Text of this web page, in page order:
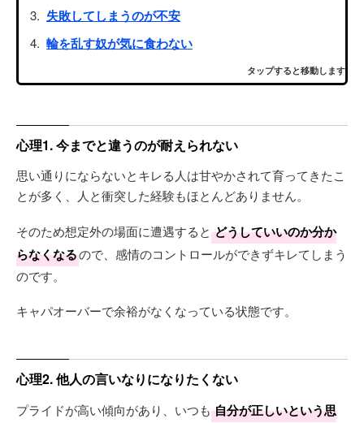
失敗してしまうのが不安
輪を乱す奴が気に食わない
タップすると移動します
心理1. 今までと違うのが耐えられない
思い通りにならないとキレる人は甘やかされて育ってきたこ
とが多く、人と衝突した経験もほとんどありません。
そのため想定外の場面に遭遇すると どうしていいのか分か
らなくなるので、感情のコントロールができずキレてしまう
のです。
キャパオーバーで余裕がなくなっている状態です。
心理2. 他人の言いなりになりたくない
プライドが高い傾向があり、いつも 自分が正しいという思